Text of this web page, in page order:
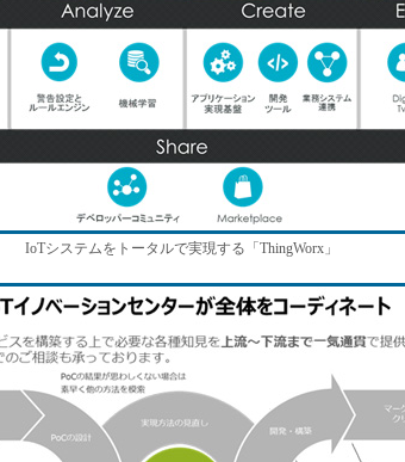
IoTシステムをトータルで実現する「ThingWorx」